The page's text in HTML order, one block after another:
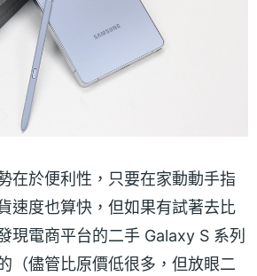
在於便利性，只要在家動動手指
速度也算快，但如果有試著去比
現電商平台的二手 Galaxy S 系列
（儘管比原價低很多，但放眼二